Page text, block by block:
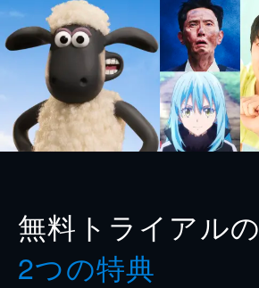
無料トライアルの
2つの特典